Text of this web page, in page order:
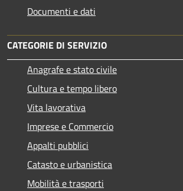
Documenti e dati
CATEGORIE DI SERVIZIO
Anagrafe e stato civile
Cultura e tempo libero
Vita lavorativa
Imprese e Commercio
Appalti pubblici
Catasto e urbanistica
Mobilità e trasporti